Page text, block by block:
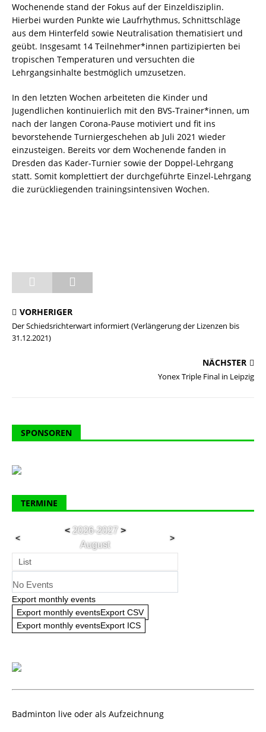
Wochenende stand der Fokus auf der Einzeldisziplin.
Hierbei wurden Punkte wie Laufrhythmus, Schnittschläge
aus dem Hinterfeld sowie Neutralisation thematisiert und
geübt. Insgesamt 14 Teilnehmer*innen partizipierten bei
tropischen Temperaturen und versuchten die
Lehrgangsinhalte bestmöglich umzusetzen.
In den letzten Wochen arbeiteten die Kinder und
Jugendlichen kontinuierlich mit den BVS-Trainer*innen, um
nach der langen Corona-Pause motiviert und fit ins
bevorstehende Turniergeschehen ab Juli 2021 wieder
einzusteigen. Bereits vor dem Wochenende fanden in
Dresden das Kader-Turnier sowie der Doppel-Lehrgang
statt. Somit komplettiert der durchgeführte Einzel-Lehrgang
die zurückliegenden trainingsintensiven Wochen.
VORHERIGER
Der Schiedsrichterwart informiert (Verlängerung der Lizenzen bis
31.12.2021)
NÄCHSTER
Yonex Triple Final in Leipzig
SPONSOREN
TERMINE
<
<2026-2027 >
August
>
List
No Events
Export monthly events
Export monthly eventsExport CSV
Export monthly eventsExport ICS
Badminton live oder als Aufzeichnung